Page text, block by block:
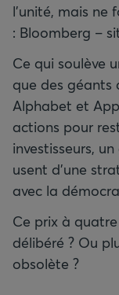
l’unité, mais ne
: Bloomberg –
Ce qui soulève
que des géants
Alphabet et
actions pour
investisseurs,
usent d’une
avec la
Ce prix à
délibéré ? Ou
obsolète ?